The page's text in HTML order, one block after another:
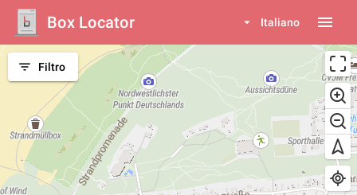
Box Locator arrow_drop_down Italiano menu
filter_list Filtro